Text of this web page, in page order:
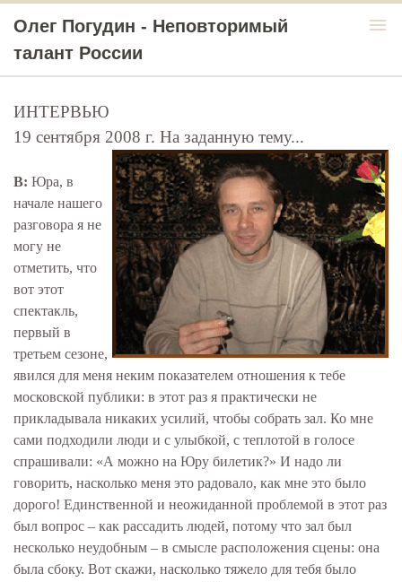
Олег Погудин - Неповторимый
талант России
menu
ИНТЕРВЬЮ
19 сентября 2008 г. На заданную тему...
В: Юра, в
начале нашего
разговора я не
могу не
отметить, что
вот этот
спектакль,
первый в
третьем сезоне,
явился для меня неким показателем отношения к тебе
московской публики: в этот раз я практически не
прикладывала никаких усилий, чтобы собрать зал. Ко мне
сами подходили люди и с улыбкой, с теплотой в голосе
спрашивали: «А можно на Юру билетик?» И надо ли
говорить, насколько меня это радовало, как мне это было
дорого! Единственной и неожиданной проблемой в этот раз
был вопрос – как рассадить людей, потому что зал был
несколько неудобным – в смысле расположения сцены: она
была сбоку. Вот скажи, насколько тяжело для тебя было